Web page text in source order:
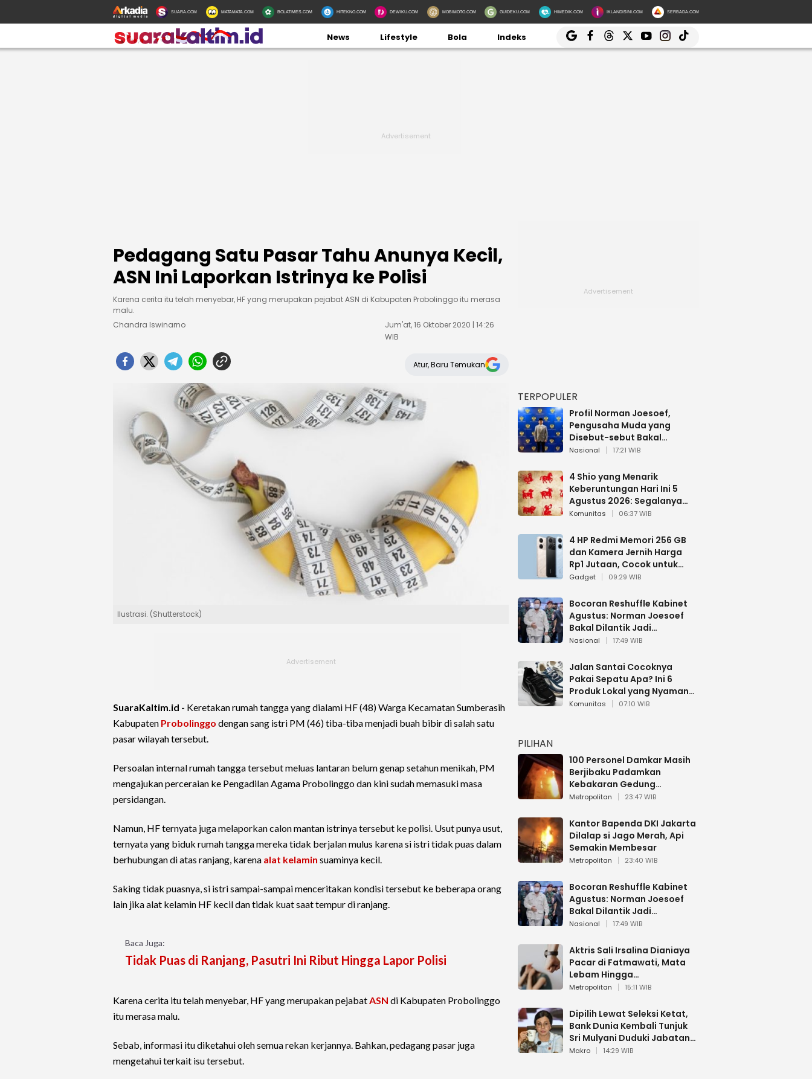
SUARA.COM MATAMATA.COM BOLATIMES.COM HITEKNO.COM DEWIKU.COM MOBIMOTO.COM GUIDEKU.COM HIMEDIK.COM IKLANDISINI.COM SERBADA.COM
News Lifestyle Bola Indeks
Pedagang Satu Pasar Tahu Anunya Kecil,
ASN Ini Laporkan Istrinya ke Polisi
Karena cerita itu telah menyebar, HF yang merupakan pejabat ASN di Kabupaten Probolinggo itu merasa
malu.
Chandra Iswinarno
Jum'at, 16 Oktober 2020 | 14:26
WIB
Atur, Baru Temukan
Ilustrasi. (Shutterstock)
SuaraKaltim.id - Keretakan rumah tangga yang dialami HF (48) Warga Kecamatan Sumberasih
Kabupaten Probolinggo dengan sang istri PM (46) tiba-tiba menjadi buah bibir di salah satu
pasar wilayah tersebut.
Persoalan internal rumah tangga tersebut meluas lantaran belum genap setahun menikah, PM
mengajukan perceraian ke Pengadilan Agama Probolinggo dan kini sudah memasuki masa
persidangan.
Namun, HF ternyata juga melaporkan calon mantan istrinya tersebut ke polisi. Usut punya usut,
ternyata yang biduk rumah tangga mereka tidak berjalan mulus karena si istri tidak puas dalam
berhubungan di atas ranjang, karena alat kelamin suaminya kecil.
Saking tidak puasnya, si istri sampai-sampai menceritakan kondisi tersebut ke beberapa orang
lain jika alat kelamin HF kecil dan tidak kuat saat tempur di ranjang.
Baca Juga:
Tidak Puas di Ranjang, Pasutri Ini Ribut Hingga Lapor Polisi
Karena cerita itu telah menyebar, HF yang merupakan pejabatASN di Kabupaten Probolinggo
itu merasa malu.
Sebab, informasi itu diketahui oleh semua rekan kerjannya. Bahkan, pedagang pasar juga
mengetahui terkait isu tersebut.
TERPOPULER
Profil Norman Joesoef,
Pengusaha Muda yang
Disebut-sebut Bakal
Dilantik Jadi Wamenhan RI
Nasional 17:21 WIB
4 Shio yang Menarik
Keberuntungan Hari Ini 5
Agustus 2026: Segalanya
Berjalan Lancar
Komunitas 06:37 WIB
4 HP Redmi Memori 256 GB
dan Kamera Jernih Harga
Rp1 Jutaan, Cocok untuk
Multitasking
Gadget 09:29 WIB
Bocoran Reshuffle Kabinet
Agustus: Norman Joesoef
Bakal Dilantik Jadi
Wamenhan RI
Nasional 17:49 WIB
Jalan Santai Cocoknya
Pakai Sepatu Apa? Ini 6
Produk Lokal yang Nyaman
Buat 17 Agustusan
Komunitas 07:10 WIB
PILIHAN
100 Personel Damkar Masih
Berjibaku Padamkan
Kebakaran Gedung
Bapenda DKI
Metropolitan 23:47 WIB
Kantor Bapenda DKI Jakarta
Dilalap si Jago Merah, Api
Semakin Membesar
Metropolitan 23:40 WIB
Bocoran Reshuffle Kabinet
Agustus: Norman Joesoef
Bakal Dilantik Jadi
Wamenhan RI
Nasional 17:49 WIB
Aktris Sali Irsalina Dianiaya
Pacar di Fatmawati, Mata
Lebam Hingga
Diselamatkan Polantas
Metropolitan 15:11 WIB
Dipilih Lewat Seleksi Ketat,
Bank Dunia Kembali Tunjuk
Sri Mulyani Duduki Jabatan
Strategis
Makro 14:29 WIB